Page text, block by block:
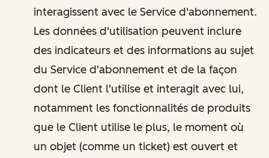
interagissent avec le Service d'abonnement.
Les données d'utilisation peuvent inclure
des indicateurs et des informations au sujet
du Service d'abonnement et de la façon
dont le Client l'utilise et interagit avec lui,
notamment les fonctionnalités de produits
que le Client utilise le plus, le moment où
un objet (comme un ticket) est ouvert et